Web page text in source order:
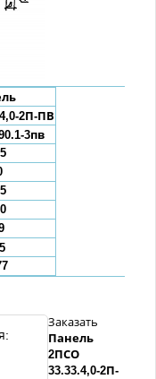
-2П-ПВ
3пв
Заказать
Панель
2ПСО
33.33.4,0-2П-